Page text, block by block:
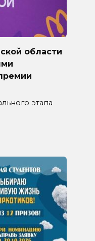
области
этапа